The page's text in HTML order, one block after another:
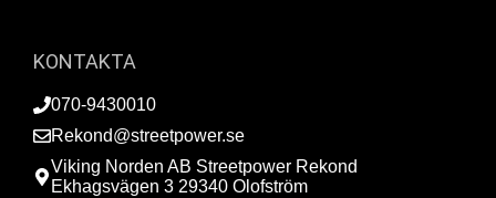
KONTAKTA
070-9430010
Rekond@streetpower.se
Viking Norden AB Streetpower Rekond
Ekhagsvägen 3 29340 Olofström